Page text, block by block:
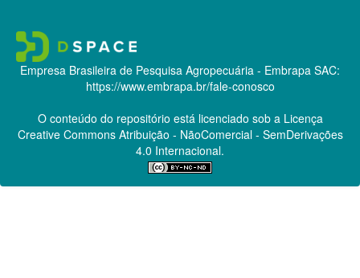
Empresa Brasileira de Pesquisa Agropecuária - Embrapa SAC:
https://www.embrapa.br/fale-conosco
O conteúdo do repositório está licenciado sob a Licença
Creative CommonsAtribuição - NãoComercial - SemDerivações
4.0 Internacional.